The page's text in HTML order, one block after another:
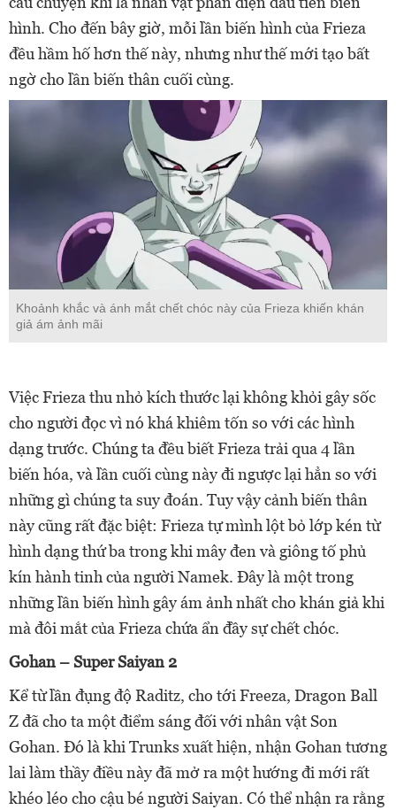
hình. Cho đến bây giờ, mỗi lần biến hình của Frieza
đều hầm hố hơn thế này, nhưng như thế mới tạo bất
ngờ cho lần biến thân cuối cùng.
Khoảnh khắc và ánh mắt chết chóc này của Frieza khiến khán
giả ám ảnh mãi
Việc Frieza thu nhỏ kích thước lại không khỏi gây sốc
cho người đọc vì nó khá khiêm tốn so với các hình
dạng trước. Chúng ta đều biết Frieza trải qua 4 lần
biến hóa, và lần cuối cùng này đi ngược lại hẳn so với
những gì chúng ta suy đoán. Tuy vậy cảnh biến thân
này cũng rất đặc biệt: Frieza tự mình lột bỏ lớp kén từ
hình dạng thứ ba trong khi mây đen và giông tố phủ
kín hành tinh của người Namek. Đây là một trong
những lần biến hình gây ám ảnh nhất cho khán giả khi
mà đôi mắt của Frieza chứa ẩn đầy sự chết chóc.
Gohan – Super Saiyan 2
Kể từ lần đụng độ Raditz, cho tới Freeza, Dragon Ball
Z đã cho ta một điểm sáng đối với nhân vật Son
Gohan. Đó là khi Trunks xuất hiện, nhận Gohan tương
lai làm thầy điều này đã mở ra một hướng đi mới rất
khéo léo cho cậu bé người Saiyan. Có thể nhận ra rằng